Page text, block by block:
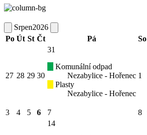
Srpen2026
Po Út St Čt Pá So
27 28 29 30
31
Komunální odpad
Nezabylice - Hořenec
Plasty
Nezabylice - Hořenec
1
3 4 5 6 7 8
14